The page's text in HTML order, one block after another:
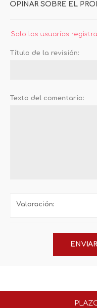
OPINAR SOBRE EL
Solo los usuarios
Título de la revisión:
Texto del comentario:
Valoración: